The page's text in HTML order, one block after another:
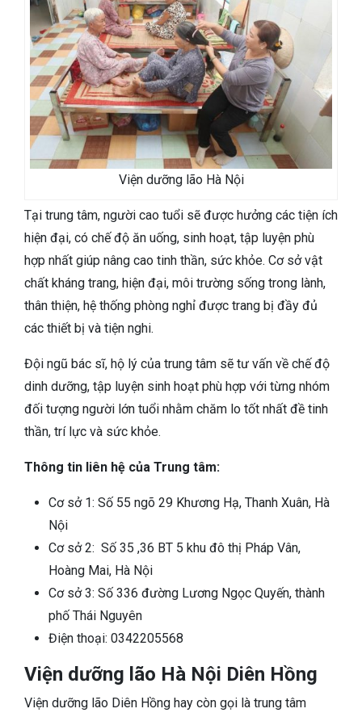
Viện dưỡng lão Hà Nội
Tại trung tâm, người cao tuổi sẽ được hưởng các tiện ích
hiện đại, có chế độ ăn uống, sinh hoạt, tập luyện phù
hợp nhất giúp nâng cao tinh thần, sức khỏe. Cơ sở vật
chất kháng trang, hiện đại, môi trường sống trong lành,
thân thiện, hệ thống phòng nghỉ được trang bị đầy đủ
các thiết bị và tiện nghi.
Đội ngũ bác sĩ, hộ lý của trung tâm sẽ tư vấn về chế độ
dinh dưỡng, tập luyện sinh hoạt phù hợp với từng nhóm
đối tượng người lớn tuổi nhằm chăm lo tốt nhất đề tinh
thần, trí lực và sức khỏe.
Thông tin liên hệ của Trung tâm:
Cơ sở 1: Số 55 ngõ 29 Khương Hạ, Thanh Xuân, Hà
Nội
Cơ sở 2: Số 35 ,36 BT 5 khu đô thị Pháp Vân,
Hoàng Mai, Hà Nội
Cơ sở 3: Số 336 đường Lương Ngọc Quyến, thành
phố Thái Nguyên
Điện thoại: 0342205568
Viện dưỡng lão Hà Nội Diên Hồng
Viện dưỡng lão Diên Hồng hay còn gọi là trung tâm